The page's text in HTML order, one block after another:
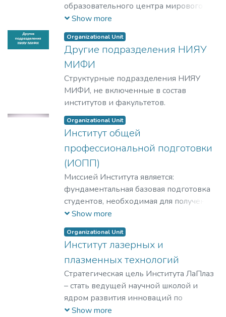
образовательного центра мирового
уровня в области ядерной физики и
технологий, радиационного
материаловедения, физики
элементарных частиц, астрофизики и
космофизики.
Show more
Organizational Unit
Другие подразделения НИЯУ
МИФИ
Структурные подразделения НИЯУ
МИФИ, не включенные в состав
институтов и факультетов.
Organizational Unit
Институт общей
профессиональной подготовки
(ИОПП)
Миссией Института является:
фундаментальная базовая подготовка
студентов, необходимая для получения
качественного образования на уровне
требований международных
стандартов;
удовлетворение потребностей
обучающихся в интеллектуальном,
культурном, нравственном развитии и
приобретении ими профессиональных
знаний; формирование у студентов
мотивации и умения учиться;
Show more
Organizational Unit
Институт лазерных и
плазменных технологий
Стратегическая цель Института ЛаПлаз
– стать ведущей научной школой и
ядром развития инноваций по
лазерным, плазменным, радиационным
Show more